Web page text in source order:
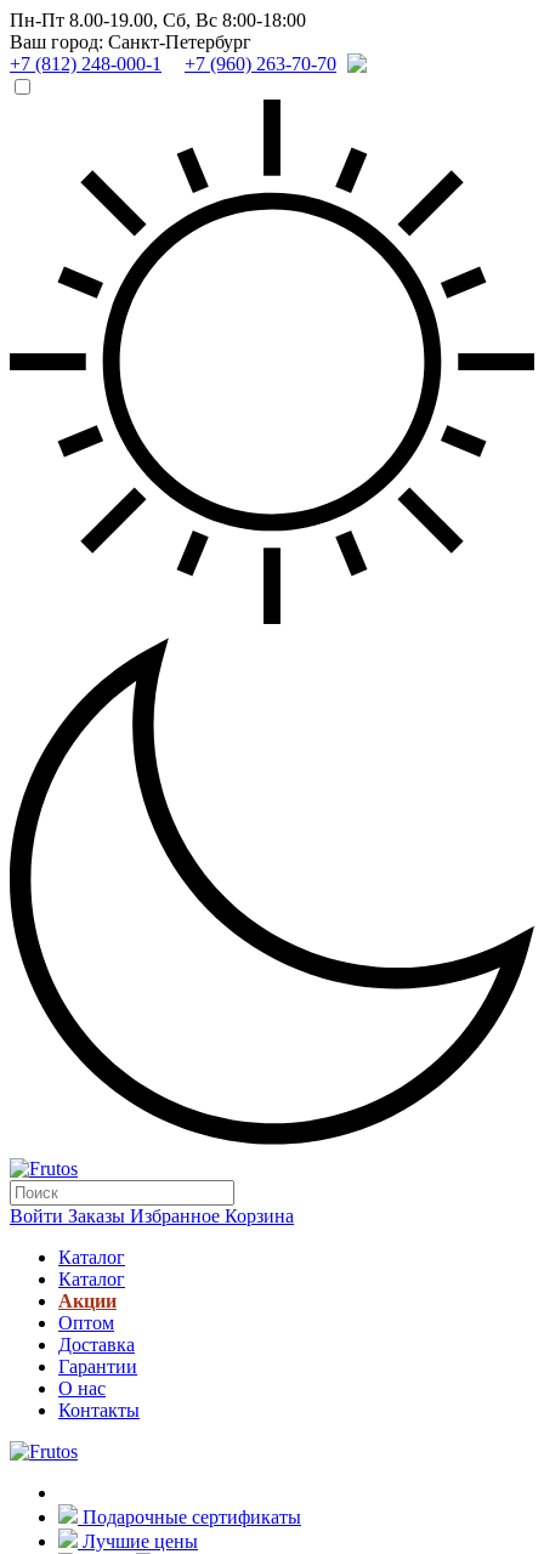
Пн-Пт 8.00-19.00, Сб, Вс 8:00-18:00
Ваш город: Санкт-Петербург
+7 (812) 248-000-1
+7 (960) 263-70-70
Войти Заказы Избранное Корзина
Каталог
Каталог
Акции
Оптом
Доставка
Гарантии
О нас
Контакты
Подарочные сертификаты
Лучшие цены